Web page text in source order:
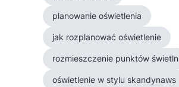
planowanie oświetlenia
jak rozplanować oświetlenie
rozmieszczenie punktów świetln
oświetlenie w stylu skandynaws